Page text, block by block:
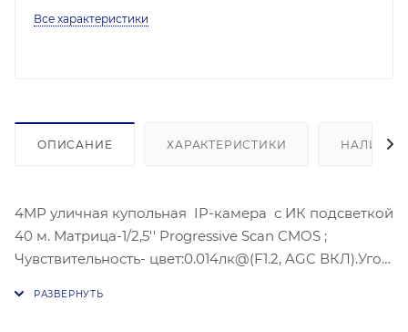
Все характеристики
ОПИСАНИЕ ХАРАКТЕРИСТИКИ НАЛИЧИЕ
4MP уличная купольная IP-камера с ИК подсветкой
40 м. Матрица-1/2,5'' Progressive Scan CMOS ;
Чувствительность- цвет:0.014лк@(F1.2, AGC ВКЛ).Угол